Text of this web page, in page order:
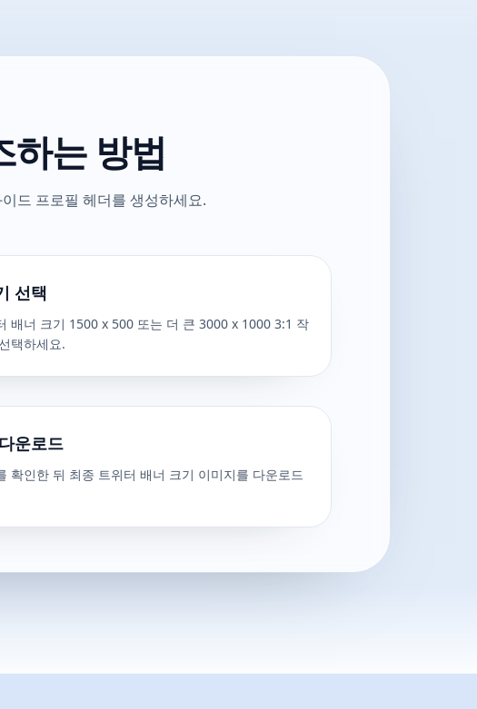
하는 방법
드 프로필 헤더를 생성하세요.
선택
배너 크기 1500 x 500 또는 더 큰 3000 x 1000 3:1 작
택하세요.
운로드
확인한 뒤 최종 트위터 배너 크기 이미지를 다운로드